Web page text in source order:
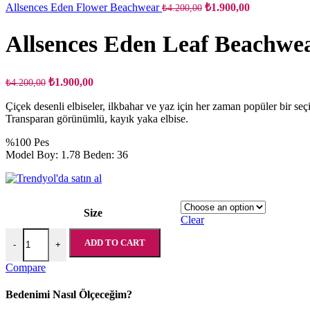
Allsences Eden Flower Beachwear₺4.200,00 Original
₺4.200,00.
₺1.900,00Current
₺1.900,00.
Allsences Eden Leaf
₺4.200,00 Original
was:
₺4.200,00.
₺1.900,00Current
is:
₺1.900,00.
Çiçek desenli elbiseler, ilkbahar ve yaz için her zaman popüler bir
Transparan görünümlü, kayık yaka elbise.
%100 Pes
Model Boy: 1.78 Beden: 36
Size
Clear
-
Allsences Eden Leaf Beachwear quantity
+ ADD TO CART
Compare
Bedenimi Nasıl Ölçeceğim?